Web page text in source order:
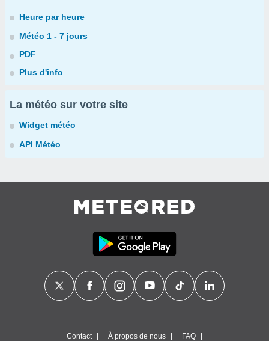
Heure par heure
Météo 1 - 7 jours
PDF
Plus d'info
La météo sur votre site
Widget météo
API Météo
Contact À propos de nous FAQ